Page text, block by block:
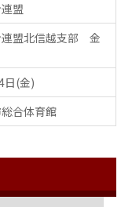
盟
連盟北信越支部 金
日(金)
合体育館